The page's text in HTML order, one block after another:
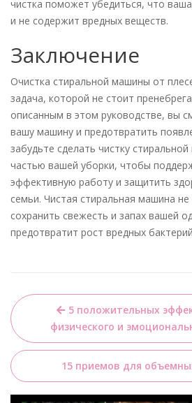
чистка поможет убедиться, что
и не содержит вредных веществ.
Заключение
Очистка стиральной машины от
задача, которой не стоит
описанным в этом руководстве, вы
вашу машину и предотвратить
забудьте сделать чистку
частью вашей уборки, чтобы
эффективную работу и защитить
семьи. Чистая стиральная машина
сохранить свежесть и запах вашей
предотвратит рост вредных
Навигация
по
записям
5 положительных
физического и
15 приемов для